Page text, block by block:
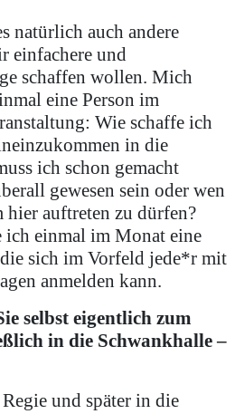
natürlich auch andere
einfachere und
schaffen wollen. Mich
eine Person im
Wie schaffe ich
in die
ich schon gemacht
gewesen sein oder wen
hier auftreten zu dürfen?
ich einmal im Monat eine
sich im Vorfeld jede*r mit
anmelden kann.
selbst eigentlich zum
in die Schwankhalle –
und später in die